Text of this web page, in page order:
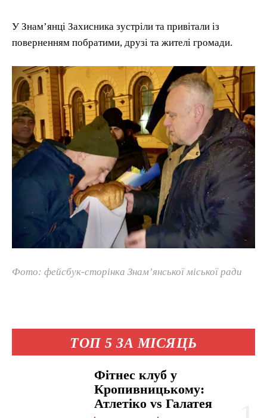
ТОП 5 ЗА МІСЯЦЬ
Фітнес клуб у
Кропивницькому:
Атлетіко vs Галатея
У Знам’янці Захисника зустріли та привітали із
поверненням побратими, друзі та жителі громади.
Фото: фейсбук-сторінка Знам’янської міської ради